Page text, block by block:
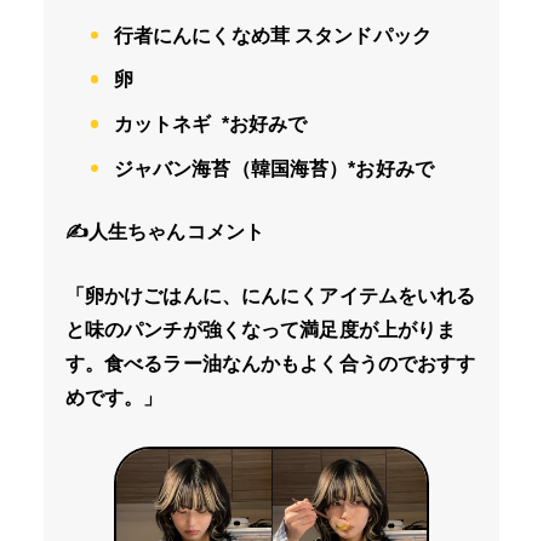
行者にんにくなめ茸 スタンドパック
卵
カットネギ *お好みで
ジャバン海苔（韓国海苔）*お好みで
✍️人生ちゃんコメント
「卵かけごはんに、にんにくアイテムをいれる
と味のパンチが強くなって満足度が上がりま
す。食べるラー油なんかもよく合うのでおすす
めです。」